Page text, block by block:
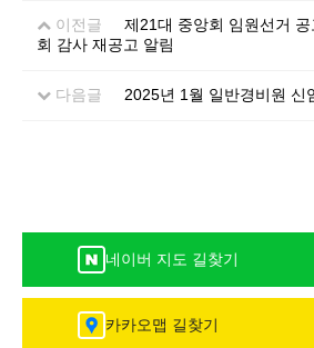
이전글
제21대 중앙회 임원선거
회 감사 재공고 알림
다음글 2025년 1월 일반경비원 신
네이버 지도 길찾기
카카오맵 길찾기